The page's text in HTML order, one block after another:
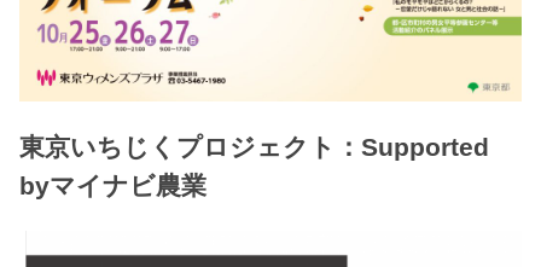
東京いちじくプロジェクト：Supported
byマイナビ農業